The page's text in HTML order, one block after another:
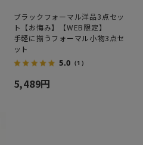
ブラックフォーマル洋品3点セッ
ト【お悔み】【WEB限定】
手軽に揃うフォーマル小物3点セ
ット
5.0 （1）
5,489円